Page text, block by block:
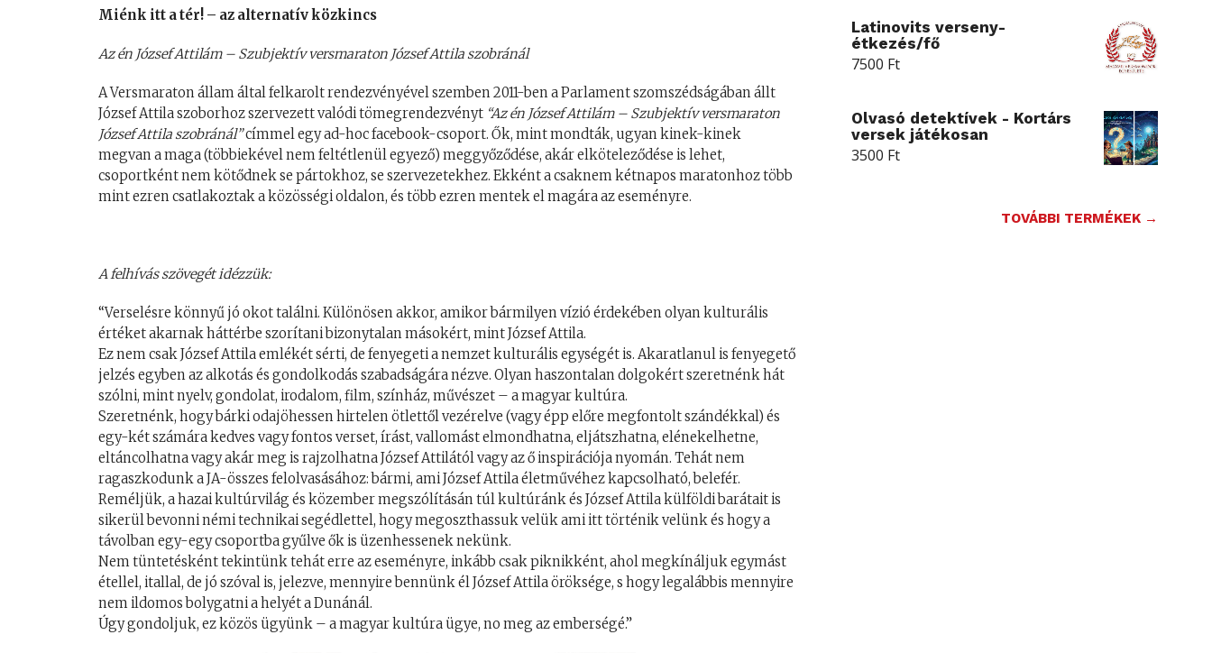
Miénk itt a tér! – az alternatív közkincs
Az én József Attilám – Szubjektív versmaraton József Attila szobránál
A Versmaraton állam által felkarolt rendezvényével szemben 2011-ben a Parlament szomszédságában állt
József Attila szoborhoz szervezett valódi tömegrendezvényt “Az én József Attilám – Szubjektív versmaraton
József Attila szobránál”címmel egy ad-hoc facebook-csoport. Ők, mint mondták, ugyan kinek-kinek
megvan a maga (többiekével nem feltétlenül egyező) meggyőződése, akár elköteleződése is lehet,
csoportként nem kötődnek se pártokhoz, se szervezetekhez. Ekként a csaknem kétnapos maratonhoz több
mint ezren csatlakoztak a közösségi oldalon, és több ezren mentek el magára az eseményre.
A felhívás szövegét idézzük:
“Verselésre könnyű jó okot találni. Különösen akkor, amikor bármilyen vízió érdekében olyan kulturális
értéket akarnak háttérbe szorítani bizonytalan másokért, mint József Attila.
Ez nem csak József Attila emlékét sérti, de fenyegeti a nemzet kulturális egységét is. Akaratlanul is fenyegető
jelzés egyben az alkotás és gondolkodás szabadságára nézve. Olyan haszontalan dolgokért szeretnénk hát
szólni, mint nyelv, gondolat, irodalom, film, színház, művészet – a magyar kultúra.
Szeretnénk, hogy bárki odajöhessen hirtelen ötlettől vezérelve (vagy épp előre megfontolt szándékkal) és
egy-két számára kedves vagy fontos verset, írást, vallomást elmondhatna, eljátszhatna, elénekelhetne,
eltáncolhatna vagy akár meg is rajzolhatna József Attilától vagy az ő inspirációja nyomán. Tehát nem
ragaszkodunk a JA-összes felolvasásához: bármi, ami József Attila életművéhez kapcsolható, belefér.
Reméljük, a hazai kultúrvilág és közember megszólításán túl kultúránk és József Attila külföldi barátait is
sikerül bevonni némi technikai segédlettel, hogy megoszthassuk velük ami itt történik velünk és hogy a
távolban egy-egy csoportba gyűlve ők is üzenhessenek nekünk.
Nem tüntetésként tekintünk tehát erre az eseményre, inkább csak piknikként, ahol megkínáljuk egymást
étellel, itallal, de jó szóval is, jelezve, mennyire bennünk él József Attila öröksége, s hogy legalábbis mennyire
nem ildomos bolygatni a helyét a Dunánál.
Úgy gondoljuk, ez közös ügyünk – a magyar kultúra ügye, no meg az emberségé.”
Latinovits verseny-
étkezés/fő
7500 Ft
Olvasó detektívek - Kortárs
versek játékosan
3500 Ft
TOVÁBBI TERMÉKEK →